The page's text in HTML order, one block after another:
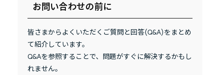
お問い合わせの前に
皆さまからよくいただくご質問と回答(Q&A)をまとめ
て紹介しています。
Q&Aを参照することで、問題がすぐに解決するかもし
れません。